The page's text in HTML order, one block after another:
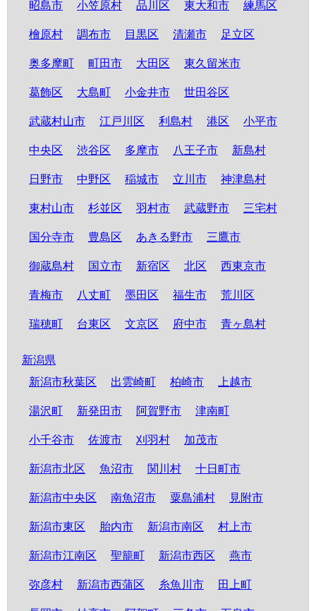
昭島市 小笠原村 品川区 東大和市 練馬区
檜原村 調布市 目黒区 清瀬市 足立区
奥多摩町 町田市 大田区 東久留米市
葛飾区 大島町 小金井市 世田谷区
武蔵村山市 江戸川区 利島村 港区 小平市
中央区 渋谷区 多摩市 八王子市 新島村
日野市 中野区 稲城市 立川市 神津島村
東村山市 杉並区 羽村市 武蔵野市 三宅村
国分寺市 豊島区 あきる野市 三鷹市
御蔵島村 国立市 新宿区 北区 西東京市
青梅市 八丈町 墨田区 福生市 荒川区
瑞穂町 台東区 文京区 府中市 青ヶ島村
新潟県
新潟市秋葉区
出雲崎町 柏崎市 上越市
湯沢町 新発田市 阿賀野市 津南町
小千谷市 佐渡市 刈羽村 加茂市
新潟市北区 魚沼市 関川村 十日町市
新潟市中央区 南魚沼市 粟島浦村 見附市
新潟市東区 胎内市 新潟市南区 村上市
新潟市江南区 聖籠町 新潟市西区 燕市
弥彦村 新潟市西蒲区 糸魚川市 田上町